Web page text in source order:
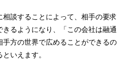
談することによって、相手の要求
るようになり、「この会社は融通
方の世界で広めることができるの
いえます。